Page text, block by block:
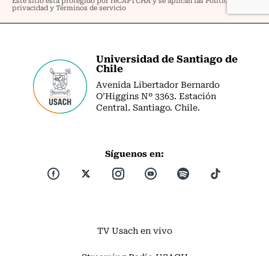
Universidad de Santiago de
Chile
Avenida Libertador Bernardo
O’Higgins Nº 3363. Estación
Central. Santiago. Chile.
Síguenos en:
TV Usach en vivo